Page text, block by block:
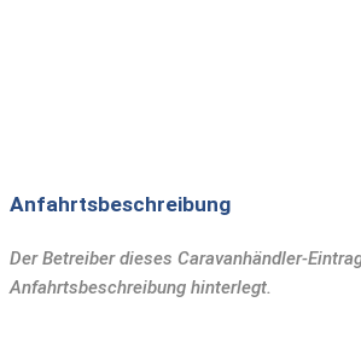
Anfahrtsbeschreibung
Der Betreiber dieses Caravanhändler-
Anfahrtsbeschreibung hinterlegt.